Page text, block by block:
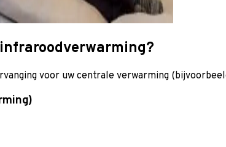
voor uw centrale verwarming